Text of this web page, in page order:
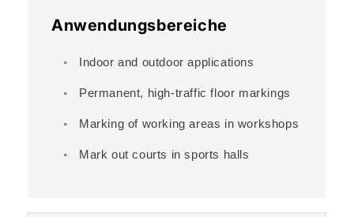
Anwendungsbereiche
Indoor and outdoor applications
Permanent, high-traffic floor markings
Marking of working areas in workshops
Mark out courts in sports halls